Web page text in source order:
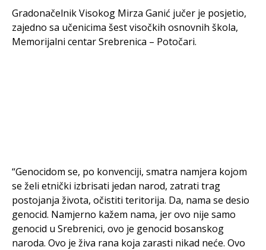
Gradonačelnik Visokog Mirza Ganić jučer je posjetio,
zajedno sa učenicima šest visočkih osnovnih škola,
Memorijalni centar Srebrenica – Potočari.
“Genocidom se, po konvenciji, smatra namjera kojom
se želi etnički izbrisati jedan narod, zatrati trag
postojanja života, očistiti teritorija. Da, nama se desio
genocid. Namjerno kažem nama, jer ovo nije samo
genocid u Srebrenici, ovo je genocid bosanskog
naroda. Ovo je živa rana koja zarasti nikad neće. Ovo